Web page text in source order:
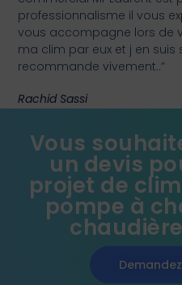
professionnalisme il vous
vous accompagne lors de
ma clim par eux et j en suis
recommande vivement..”
Rachid Sassi
Vous
un devis
projet de
pompe à